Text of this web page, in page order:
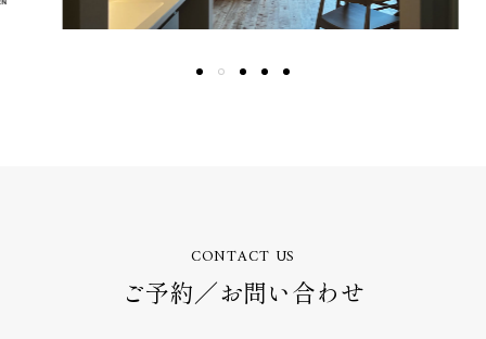
CONTACT US
ご予約／お問い合わせ